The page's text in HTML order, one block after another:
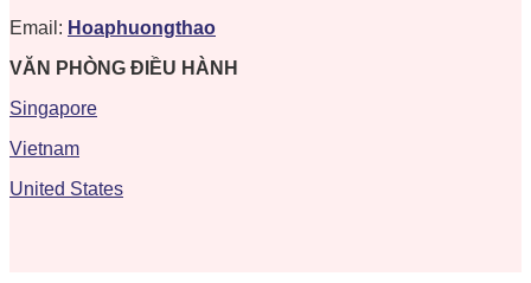
Email: Hoaphuongthao
VĂN PHÒNG ĐIỀU HÀNH
Singapore
Vietnam
United States